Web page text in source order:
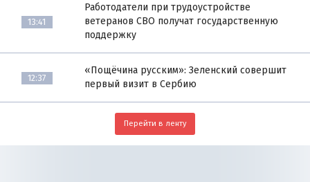
13:41
Работодатели при трудоустройстве
ветеранов СВО получат государственную
поддержку
12:37
«Пощёчина русским»: Зеленский совершит
первый визит в Сербию
Перейти в ленту